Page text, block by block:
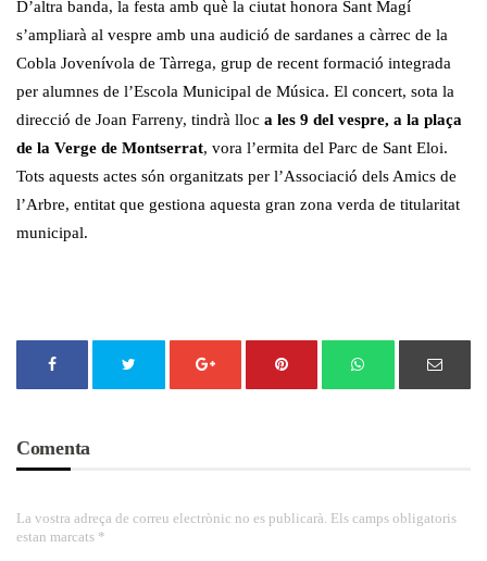
D’altra banda, la festa amb què la ciutat honora Sant Magí
s’ampliarà al vespre amb una audició de sardanes a càrrec de la
Cobla Jovenívola de Tàrrega, grup de recent formació integrada
per alumnes de l’Escola Municipal de Música. El concert, sota la
direcció de Joan Farreny, tindrà lloc a les 9 del vespre, a la plaça
de la Verge de Montserrat, vora l’ermita del Parc de Sant Eloi.
Tots aquests actes són organitzats per l’Associació dels Amics de
l’Arbre, entitat que gestiona aquesta gran zona verda de titularitat
municipal.
Comenta
La vostra adreça de correu electrònic no es publicarà. Els camps obligatoris
estan marcats *